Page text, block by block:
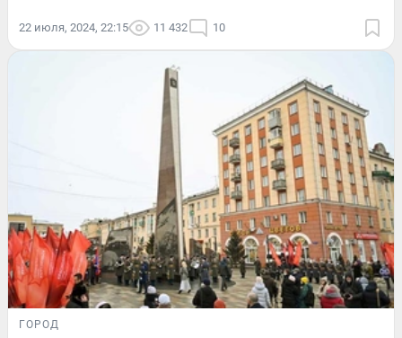
22 июля, 2024, 22:15 11 432 10
ГОРОД